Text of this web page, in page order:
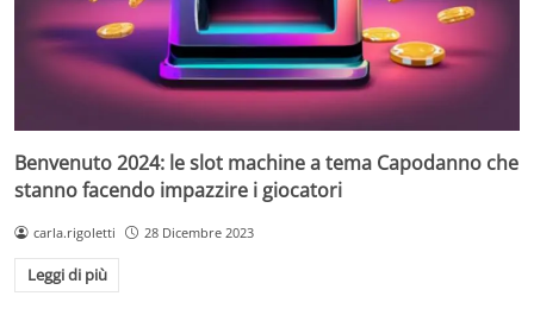
Benvenuto 2024: le slot machine a tema Capodanno che
stanno facendo impazzire i giocatori
carla.rigoletti 28 Dicembre 2023
Leggi di più